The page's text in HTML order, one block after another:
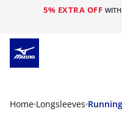
5% EXTRA OFF
Home Longsleeves